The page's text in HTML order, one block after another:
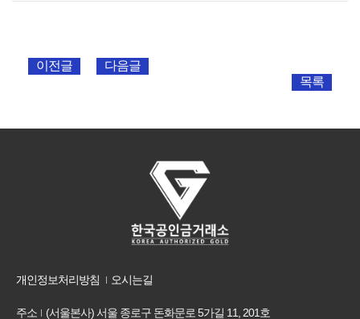
이전글
다음글
목록
개인정보처리방침 오시는길
주소 (서울본사) 서울 종로구 돈화문로 5가길 11, 201호